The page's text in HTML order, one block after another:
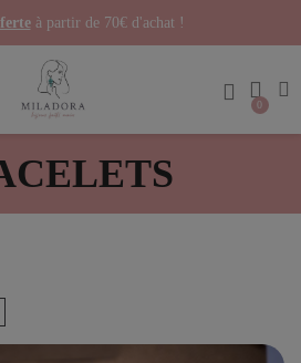
à partir de 70€ d'achat !